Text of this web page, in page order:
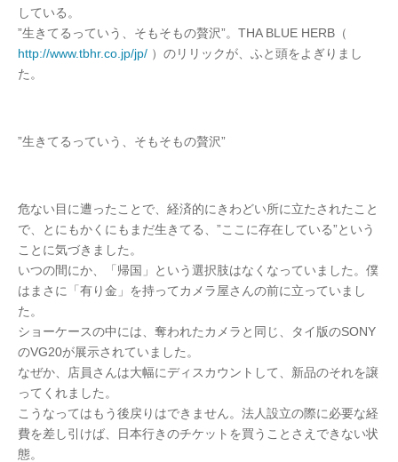
している。
”生きてるっていう、そもそもの贅沢”。THA BLUE HERB（
http://www.tbhr.co.jp/jp/ ）のリリックが、ふと頭をよぎりまし
た。
”生きてるっていう、そもそもの贅沢”
危ない目に遭ったことで、経済的にきわどい所に立たされたこと
で、とにもかくにもまだ生きてる、”ここに存在している”という
ことに気づきました。
いつの間にか、「帰国」という選択肢はなくなっていました。僕
はまさに「有り金」を持ってカメラ屋さんの前に立っていまし
た。
ショーケースの中には、奪われたカメラと同じ、タイ版のSONY
のVG20が展示されていました。
なぜか、店員さんは大幅にディスカウントして、新品のそれを譲
ってくれました。
こうなってはもう後戻りはできません。法人設立の際に必要な経
費を差し引けば、日本行きのチケットを買うことさえできない状
態。